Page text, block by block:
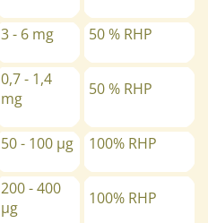
3 - 6 mg 50 % RHP
0,7 - 1,4
mg
50 % RHP
50 - 100 µg 100% RHP
200 - 400
µg
100% RHP